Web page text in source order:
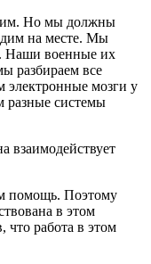
Но мы должны
на месте. Мы
Наши военные их
разбираем все
электронные мозги у
разные системы
взаимодействует
помощь. Поэтому
в этом
что работа в этом